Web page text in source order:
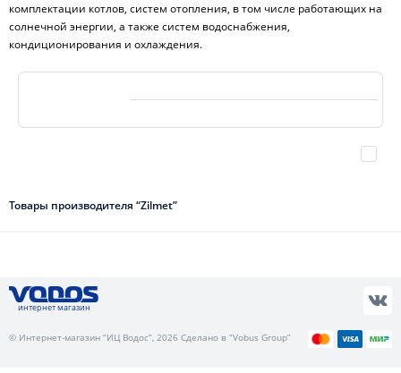
комплектации котлов, систем отопления, в том числе работающих на
солнечной энергии, а также систем водоснабжения,
кондиционирования и охлаждения.
Товары производителя “Zilmet”
интернет магазин
© Интернет-магазин “ИЦ Водос”, 2026 Сделано в “Vobus Group”